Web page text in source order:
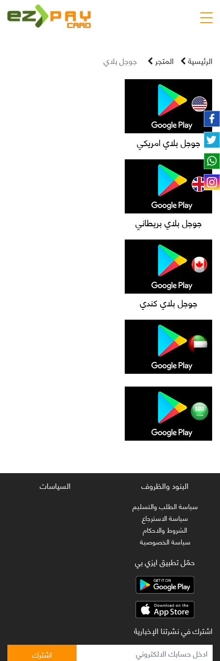
الرئيسية المتجر جوجل بلاي
جوجل بلاي امريكي
جوجل بلاي بريطاني
جوجل بلاي كندي
البنود والظروف
سياسة الطلب والتسليم
سياسة الاسترجاع
الشروط والاحكام
سياسة الخصوصية
السياسات
حمّل تطبيق ايزي بي
اشترك في نشرتنا الإخبارية
اشترك